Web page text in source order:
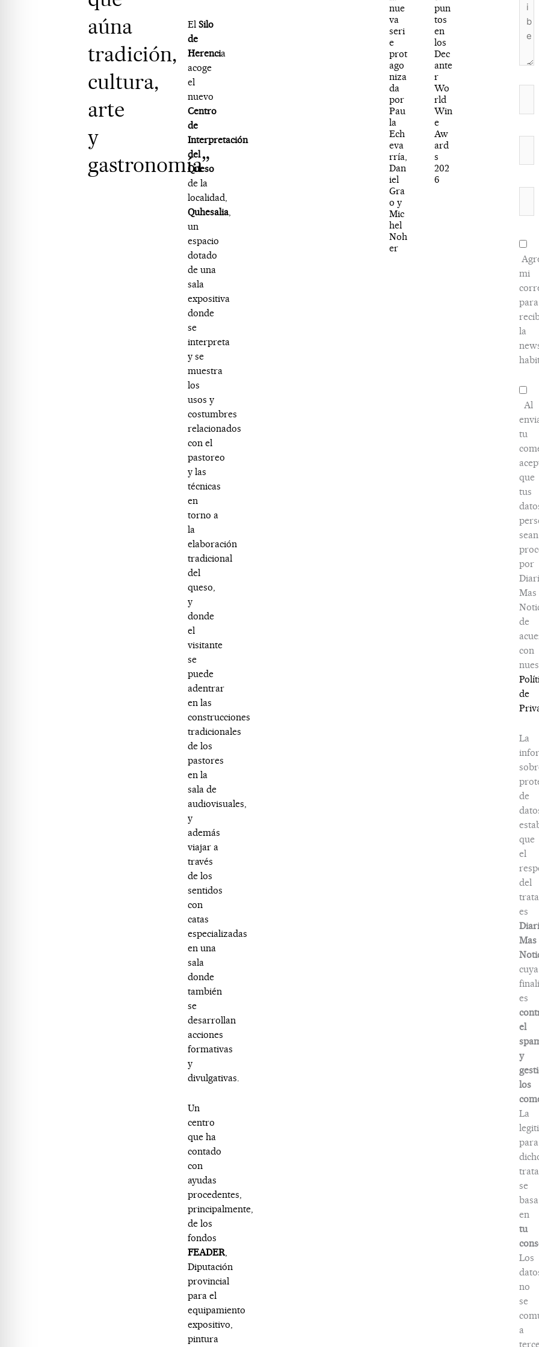
aúna
tradición,
cultura,
arte
y
gastronomía”
ElSilo
de
Herencia
acoge
el
nuevo
Centro
de
Interpretación
del
Queso
de la
localidad,
Quhesalia,
un
espacio
dotado
de una
sala
expositiva
donde
se
interpreta
y se
muestra
los
usos y
costumbres
relacionados
con el
pastoreo
y las
técnicas
en
torno a
la
elaboración
tradicional
del
queso,
y
donde
el
visitante
se
puede
adentrar
en las
construcciones
tradicionales
de los
pastores
en la
sala de
audiovisuales,
y
además
viajar a
través
de los
sentidos
con
catas
especializadas
en una
sala
donde
también
se
desarrollan
acciones
formativas
y
divulgativas.
Un
centro
que ha
contado
con
ayudas
procedentes,
principalmente,
de los
fondos
FEADER,
Diputación
provincial
para el
equipamiento
expositivo,
pintura
nue
va
seri
e
prot
ago
niza
da
por
Pau
la
Ech
eva
rría,
Dan
iel
Gra
o y
Mic
hel
Noh
er
pun
tos
en
los
Dec
ante
r
Wo
rld
Win
e
Aw
ard
s
202
6
mi
para
la
Al
tu
que
tus
sean
por
Mas
de
con
de
La
de
que
el
del
es
Mas
cuya
es
el
y
los
La
para
se
basa
en
tu
Los
no
se
a